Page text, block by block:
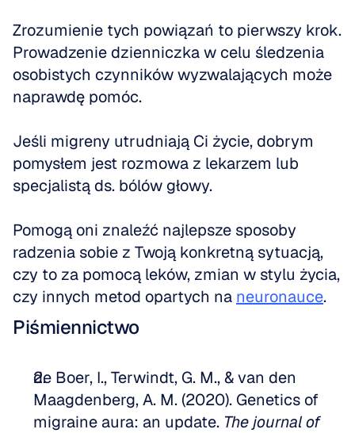
Zrozumienie tych powiązań to pierwszy krok.
Prowadzenie dzienniczka w celu śledzenia
osobistych czynników wyzwalających może
naprawdę pomóc.
Jeśli migreny utrudniają Ci życie, dobrym
pomysłem jest rozmowa z lekarzem lub
specjalistą ds. bólów głowy.
Pomogą oni znaleźć najlepsze sposoby
radzenia sobie z Twoją konkretną sytuacją,
czy to za pomocą leków, zmian w stylu życia,
czy innych metod opartych na neuronauce.
Piśmiennictwo
de Boer, I., Terwindt, G. M., & van den
Maagdenberg, A. M. (2020). Genetics of
migraine aura: an update. The journal of